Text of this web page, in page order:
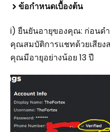
ข้อกำหนดเบื้องต้น
i) ยืนยันอายุของคุณ: ก่อนด
คุณสมบัติการแชทด้วยเสียง
คุณมีอายุอย่างน้อย 13 ปี